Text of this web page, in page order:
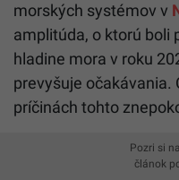
morských systémov v
amplitúda, o ktorú boli
hladine mora v roku
prevyšuje očakávania.
príčinách tohto
Pozri si
článok